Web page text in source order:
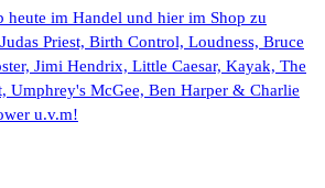
heute im Handel und hier im Shop zu
Priest, Birth Control, Loudness, Bruce
Jimi Hendrix, Little Caesar, Kayak, The
Umphrey's McGee, Ben Harper & Charlie
u.v.m!